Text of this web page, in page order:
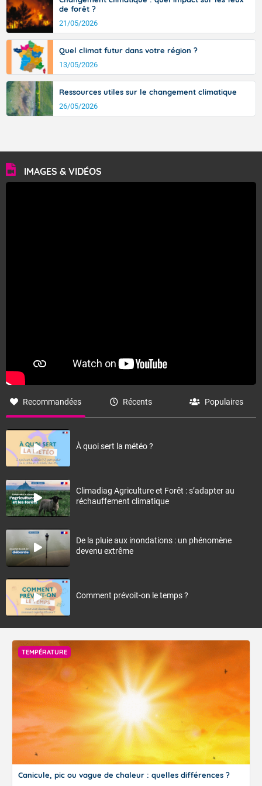
de forêt ?
21/05/2026
Quel climat futur dans votre région ?
13/05/2026
Ressources utiles sur le changement climatique
26/05/2026
IMAGES & VIDÉOS
Recommandées Récents Populaires
À quoi sert la météo ?
Climadiag Agriculture et Forêt : s’adapter au
réchauffement climatique
De la pluie aux inondations : un phénomène
devenu extrême
Comment prévoit-on le temps ?
TEMPÉRATURE
Canicule, pic ou vague de chaleur : quelles différences ?